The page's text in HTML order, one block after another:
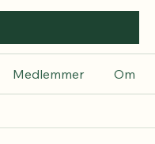
Medlemmer Om